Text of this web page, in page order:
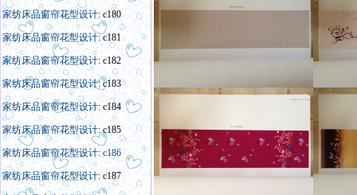
家纺床品窗帘花型设计: c180
家纺床品窗帘花型设计: c181
家纺床品窗帘花型设计: c182
家纺床品窗帘花型设计: c183
家纺床品窗帘花型设计: c184
家纺床品窗帘花型设计: c185
家纺床品窗帘花型设计: c186
家纺床品窗帘花型设计: c187